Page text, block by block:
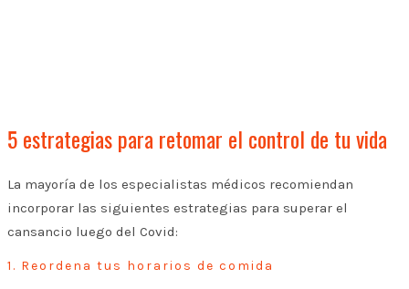
5 estrategias para retomar el control de tu vida
La mayoría de los especialistas médicos recomiendan
incorporar las siguientes estrategias para superar el
cansancio luego del Covid:
1. Reordena tus horarios de comida